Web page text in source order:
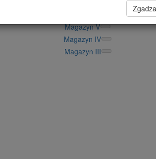
Magazyn V
Magazyn IV
Magazyn III